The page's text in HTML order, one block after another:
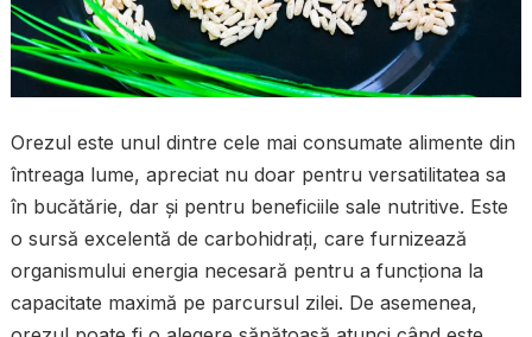
Orezul este unul dintre cele mai consumate alimente din
întreaga lume, apreciat nu doar pentru versatilitatea sa
în bucătărie, dar și pentru beneficiile sale nutritive. Este
o sursă excelentă de carbohidrați, care furnizează
organismului energia necesară pentru a funcționa la
capacitate maximă pe parcursul zilei. De asemenea,